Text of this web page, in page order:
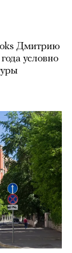
Дмитрию
условно